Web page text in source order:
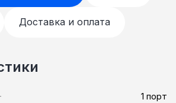
Доставка и оплата
1 порт